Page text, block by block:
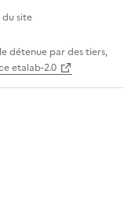
du site
détenue par des tiers,
etalab-2.0